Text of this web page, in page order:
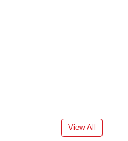
View All